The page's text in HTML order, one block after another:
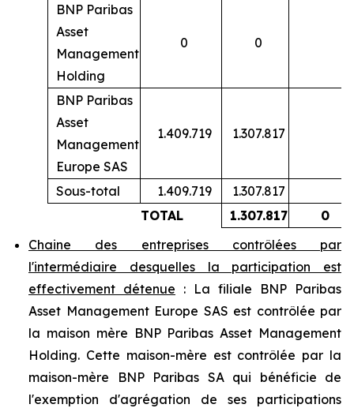
BNP Paribas
Asset
Management
Holding
0 0
BNP Paribas
Asset
Management
Europe SAS
1.409.719 1.307.817
Sous-total 1.409.719
1.307.817
TOTAL
1.307.817
0
Chaine des entreprises contrôlées par
l'intermédiaire desquelles la participation est
effectivement détenue : La filiale BNP Paribas
Asset Management Europe SAS est contrôlée par
la maison mère BNP Paribas Asset Management
Holding. Cette maison-mère est contrôlée par la
maison-mère BNP Paribas SA qui bénéficie de
l'exemption d'agrégation de ses participations